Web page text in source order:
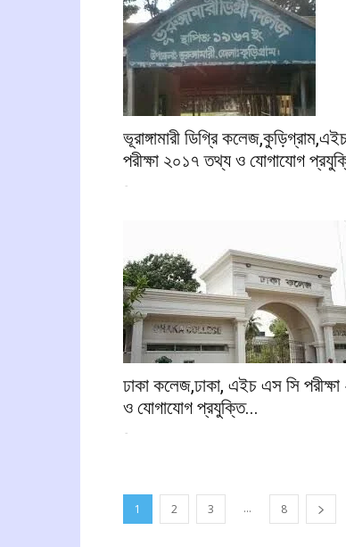
ভূরাঙ্গামারী ডিগ্রি
পরীক্ষা ২০১৭ তথ্য ও যোগাযোগ
-
ঢাকা কলেজ,ঢাকা, এইচ এস সি
ও যোগাযোগ প্রযুক্তি...
-
1 2 3 ... 8